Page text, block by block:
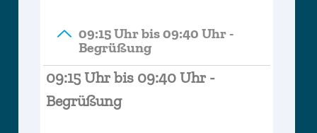
09:15 Uhr bis 09:40 Uhr -
Begrüßung
09:15 Uhr bis 09:40 Uhr -
Begrüßung